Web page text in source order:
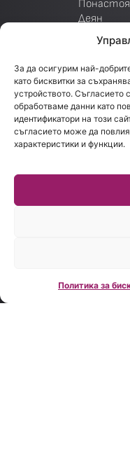
За да осигурим най-
като бисквитки за
устройството. Съгласието
обработваме данни като
идентификатори на този
съгласието може да
характеристики и функции.
Политика за
Деян
Василев,
Creditland,
зам.
на АКПБ.
Creditland
дъщерна
фирма на
като
в
интерес